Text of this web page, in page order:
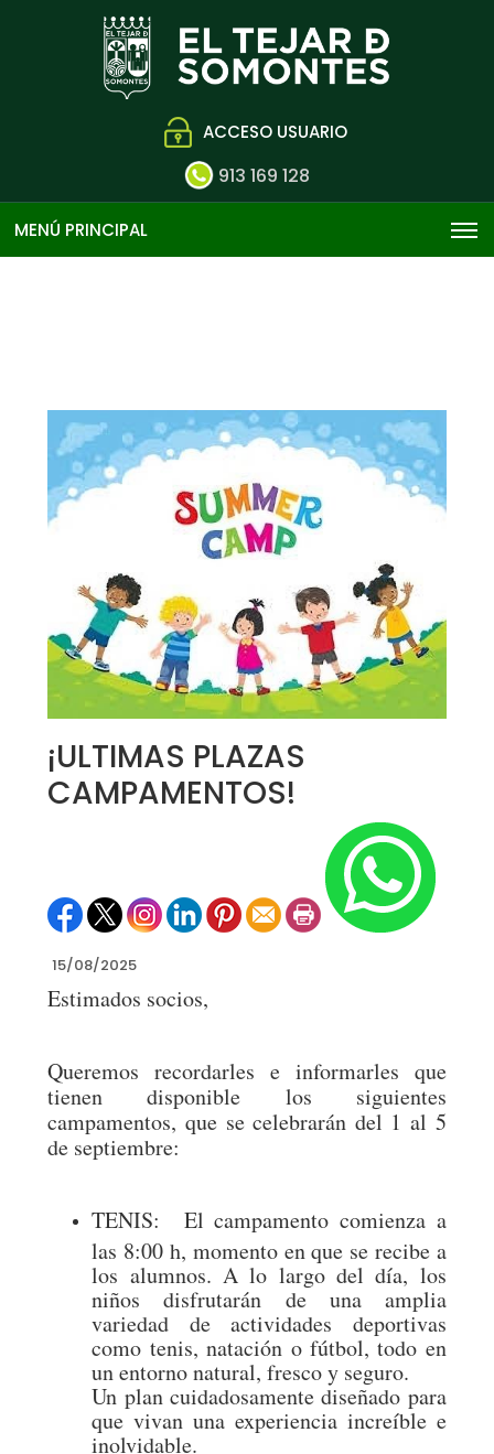
ACCESO USUARIO
913 169 128
MENÚ PRINCIPAL
¡ULTIMAS PLAZAS
CAMPAMENTOS!
15/08/2025
Estimados socios,
Queremos recordarles e informarles que
tienen disponible los siguientes
campamentos, que se celebrarán del 1 al 5
de septiembre:
TENIS: El campamento comienza a
las 8:00 h, momento en que se recibe a
los alumnos. A lo largo del día, los
niños disfrutarán de una amplia
variedad de actividades deportivas
como tenis, natación o fútbol, todo en
un entorno natural, fresco y seguro.
Un plan cuidadosamente diseñado para
que vivan una experiencia increíble e
inolvidable.